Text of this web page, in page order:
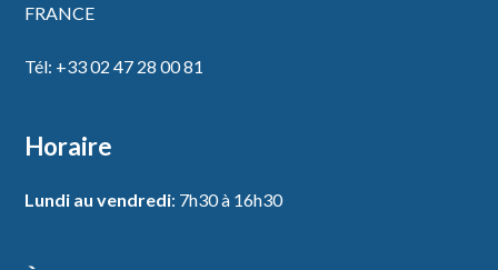
FRANCE
Tél: +33 02 47 28 00 81
Horaire
Lundi au vendredi: 7h30 à 16h30